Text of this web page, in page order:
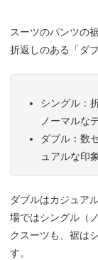
スーツのパンツの
折返しのある「ダ
シングル：
ノーマルな
ダブル：数
ュアルな印
ダブルはカジュア
場ではシングル（
クスーツも、裾は
す。